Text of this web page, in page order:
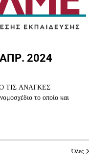
2024
ΤΙΣ ΑΝΑΓΚΕΣ
το οποίο και
Όλες